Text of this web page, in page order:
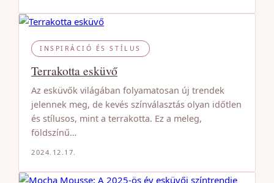
INSPIRÁCIÓ ÉS STÍLUS
Terrakotta esküvő
Az esküvők világában folyamatosan új trendek
jelennek meg, de kevés színválasztás olyan időtlen
és stílusos, mint a terrakotta. Ez a meleg,
földszínű…
2024.12.17.